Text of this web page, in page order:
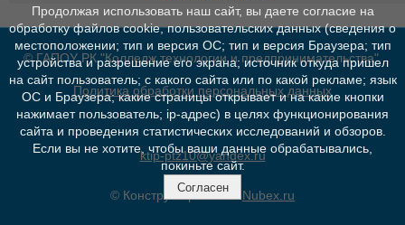
© ГАПОУ РК "Колледж технологии и предпринимательства"
Политика обработки персональных данных
ktip-ptz10@yandex.ru
© Конструктор сайтов Nubex.ru
Продолжая использовать наш сайт, вы даете согласие на
обработку файлов cookie, пользовательских данных (сведения о
местоположении; тип и версия ОС; тип и версия Браузера; тип
устройства и разрешение его экрана; источник откуда пришел
на сайт пользователь; с какого сайта или по какой рекламе; язык
ОС и Браузера; какие страницы открывает и на какие кнопки
нажимает пользователь; ip-адрес) в целях функционирования
сайта и проведения статистических исследований и обзоров.
Если вы не хотите, чтобы ваши данные обрабатывались,
покиньте сайт.
Согласен